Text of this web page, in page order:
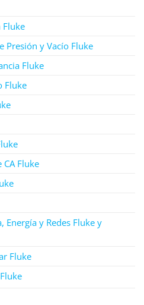
Fluke
Presión y Vacío Fluke
Fluke
Fluke
Fluke
Energía y Redes Fluke y
Fluke